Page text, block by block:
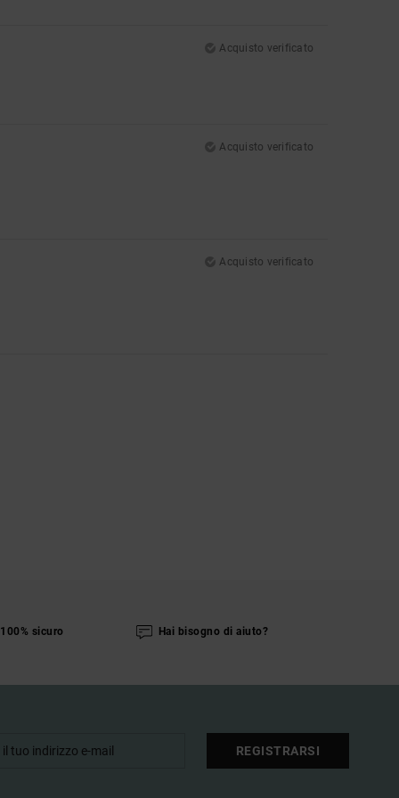
Acquisto verificato
Acquisto verificato
Acquisto verificato
sicuro Hai bisogno di aiuto?
REGISTRARSI